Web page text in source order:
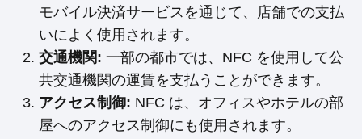
モバイル決済サービスを通じて、店舗での支払
いによく使用されます。
交通機関: 一部の都市では、NFC を使用して公
共交通機関の運賃を支払うことができます。
アクセス制御: NFC は、オフィスやホテルの部
屋へのアクセス制御にも使用されます。